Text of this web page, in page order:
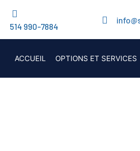
514 990-7884
ACCUEIL OPTIONS ET SERVICES